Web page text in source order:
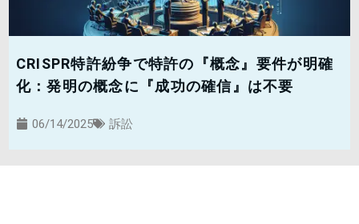
CRISPR特許紛争で特許の『概念』要件が明確
化：発明の概念に『成功の確信』は不要
06/14/2025 訴訟